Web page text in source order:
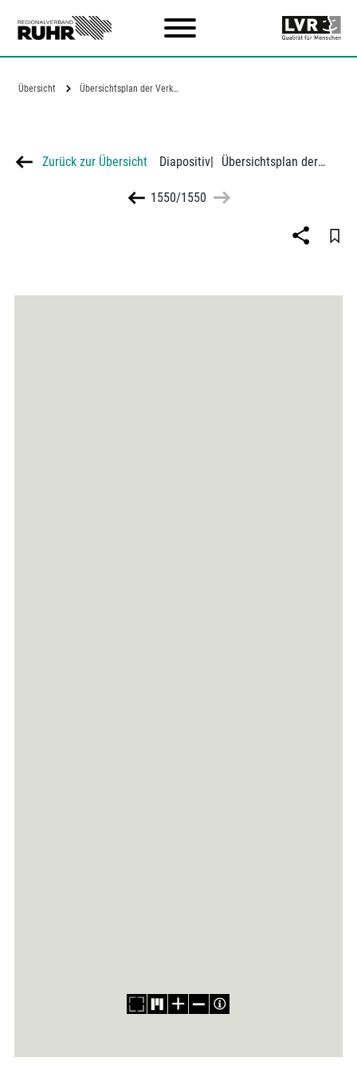
Übersicht Übersichtsplan der Verkehrsbelastung der…
Zurück zur Übersicht Diapositiv| Übersichtsplan der Verkehrsbelastung der wichtigsten Straßen im Gebiet des SVR
1550/1550